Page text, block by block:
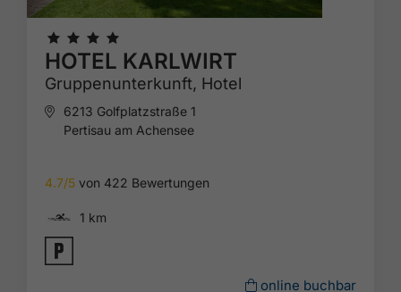
🞙 🞙 🞙 🞙
HOTEL KARLWIRT
Gruppenunterkunft, Hotel
6213 Golfplatzstraße 1
Pertisau am Achensee
4.7/5 von 422 Bewertungen
🅐 1 km
🐈
online buchbar